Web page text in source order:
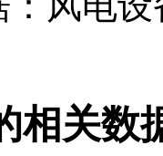
相关数